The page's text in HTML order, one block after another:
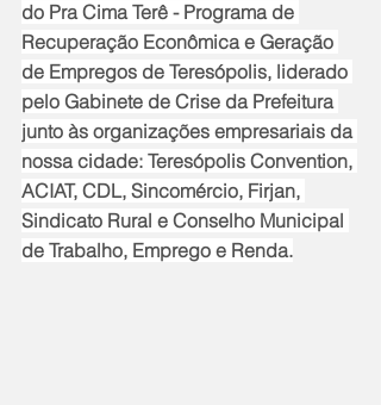
do Pra Cima Terê - Programa de
Recuperação Econômica e Geração
de Empregos de Teresópolis, liderado
pelo Gabinete de Crise da Prefeitura
junto às organizações empresariais da
nossa cidade: Teresópolis Convention,
ACIAT, CDL, Sincomércio, Firjan,
Sindicato Rural e Conselho Municipal
de Trabalho, Emprego e Renda.